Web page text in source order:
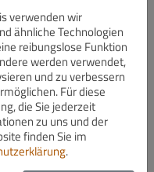
verwenden wir
ähnliche Technologien
reibungslose Funktion
werden verwendet,
und zu verbessern
Für diese
die Sie jederzeit
zu uns und der
finden Sie im
.